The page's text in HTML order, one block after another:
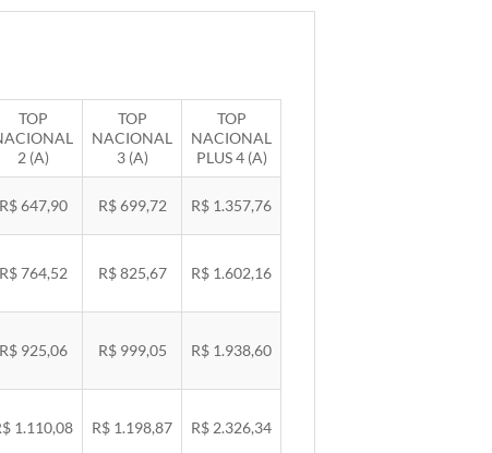
TOP
2 (A)
TOP
NACIONAL
3 (A)
TOP
NACIONAL
PLUS 4 (A)
R$ 647,90 R$ 699,72 R$ 1.357,76
R$ 764,52 R$ 825,67 R$ 1.602,16
R$ 925,06 R$ 999,05 R$ 1.938,60
1.110,08 R$ 1.198,87 R$ 2.326,34